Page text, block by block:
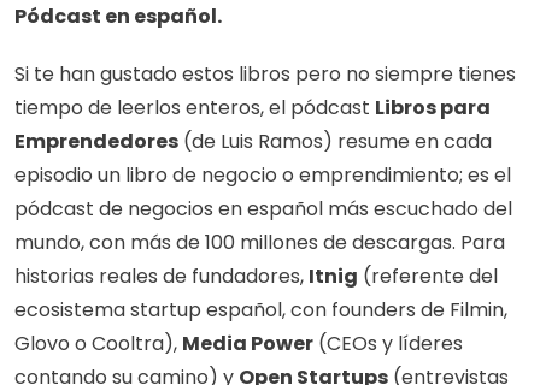
Pódcast en español.
Si te han gustado estos libros pero no siempre tienes
tiempo de leerlos enteros, el pódcast Libros para
Emprendedores (de Luis Ramos) resume en cada
episodio un libro de negocio o emprendimiento; es el
pódcast de negocios en español más escuchado del
mundo, con más de 100 millones de descargas. Para
historias reales de fundadores, Itnig (referente del
ecosistema startup español, con founders de Filmin,
Glovo o Cooltra), Media Power (CEOs y líderes
contando su camino) y Open Startups (entrevistas